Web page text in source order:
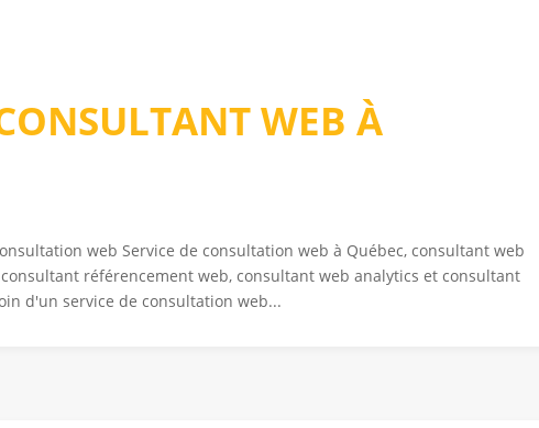
WEB À
web Service de consultation web à Québec, consultant web
référencement web, consultant web analytics et consultant
d'un service de consultation web...